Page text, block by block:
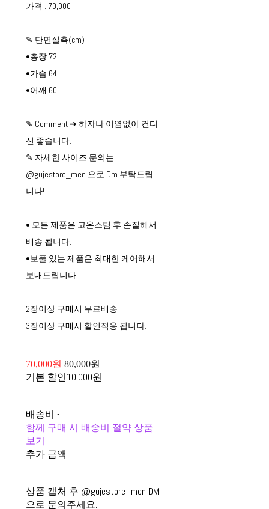
가격 : 70,000
✎ 단면실측(cm)
•총장 72
•가슴 64
•어깨 60
✎ Comment ➔ 하자나 이염없이 컨디
션 좋습니다.
✎ 자세한 사이즈 문의는
@gujestore_men 으로 Dm 부탁드립
니다!
• 모든 제품은 고온스팀 후 손질해서
배송 됩니다.
•보풀 있는 제품은 최대한 케어해서
보내드립니다.
2장이상 구매시 무료배송
3장이상 구매시 할인적용 됩니다.
70,000원 80,000원
기본 할인10,000원
배송비 -
함께 구매 시 배송비 절약 상품
보기
추가 금액
상품 캡처 후 @gujestore_men DM
으로 문의주세요.